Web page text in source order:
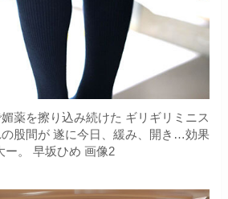
薬を擦り込み続けた ギリギリミニス
股間が 遂に今日、緩み、開き…効果
ー。 早坂ひめ 画像2